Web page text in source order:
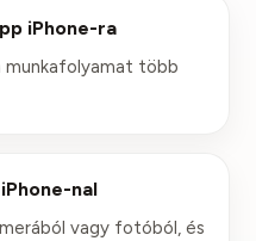
iPhone-ra
munkafolyamat több
nal
vagy fotóból, és